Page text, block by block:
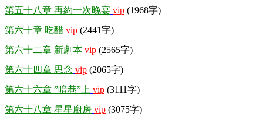
第五十八章 再約一次晚宴 vip (1968字)
第六十章 吃醋 vip (2441字)
第六十二章 新劇本 vip (2565字)
第六十四章 思念 vip (2065字)
第六十六章 ”暗巷”上 vip (3111字)
第六十八章 星星廚房 vip (3075字)